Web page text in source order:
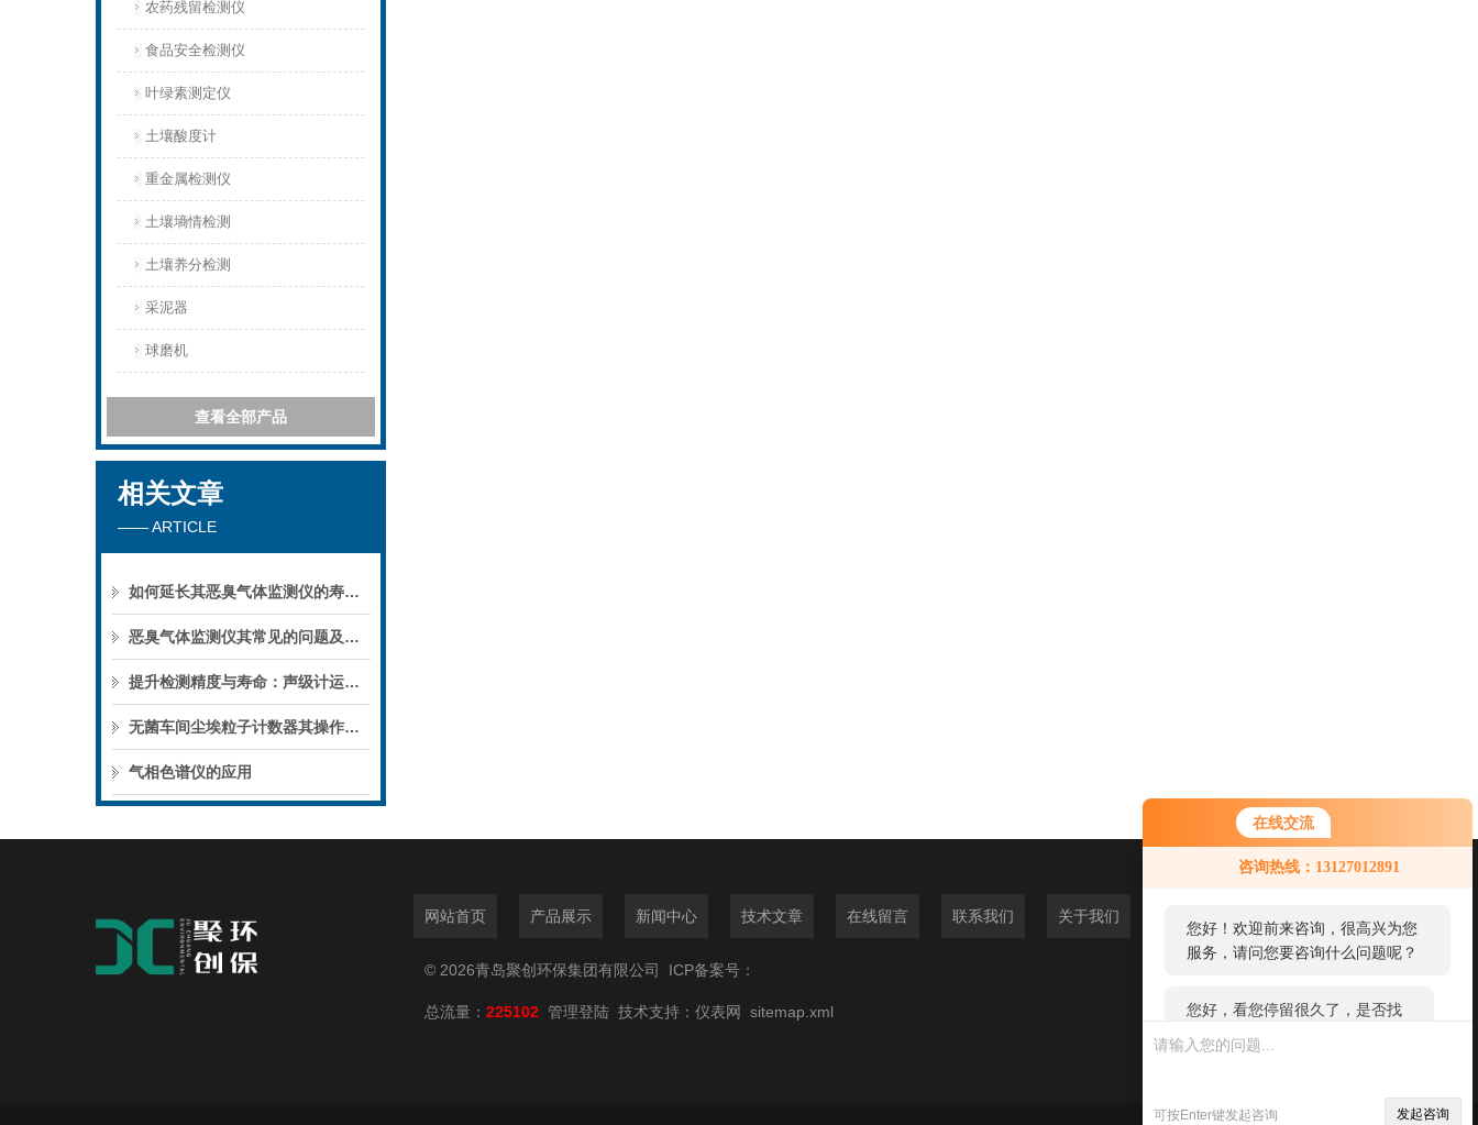
在线交流
咨询热线：13127012891
您好！欢迎前来咨询，很高兴为您
服务，请问您要咨询什么问题呢？
您好，看您停留很久了，是否找到
了需求产品，您可以直接在线与我
可按Enter键发起咨询 发起咨询
农药残留检测仪
食品安全检测仪
叶绿素测定仪
土壤酸度计
重金属检测仪
土壤墒情检测
土壤养分检测
采泥器
球磨机
查看全部产品
相关文章
—— ARTICLE
如何延长其恶臭气体监测仪的寿命呢？不妨先看看下文
恶臭气体监测仪其常见的问题及解决方法如下
提升检测精度与寿命：声级计运维指南
无菌车间尘埃粒子计数器其操作通常包括以下几个关键步骤
气相色谱仪的应用
网站首页 产品展示 新闻中心 技术文章 在线留言 联系我们 关于我们
© 2026青岛聚创环保集团有限公司 ICP备案号：
总流量： 225102 管理登陆 技术支持： 仪表网 sitemap.xml